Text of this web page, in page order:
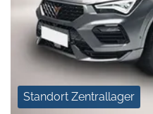
Standort Zentrallager